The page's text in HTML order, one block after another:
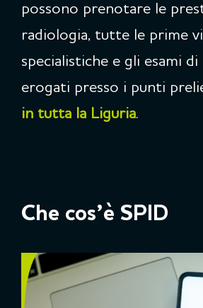
possono prenotare le
radiologia, tutte le prime
specialistiche e gli esami
erogati presso i punti
in tutta la Liguria.
Che cos’è SPID